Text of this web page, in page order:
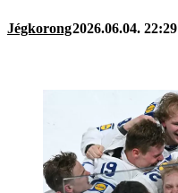
Jégkorong2026.06.04. 22:29